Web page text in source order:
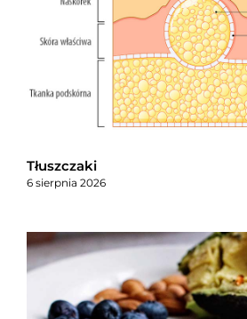
Tłuszczaki
6 sierpnia 2026